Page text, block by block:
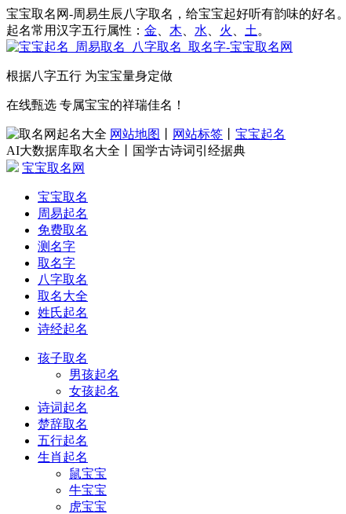
宝宝取名网-周易生辰八字取名，给宝宝起好听有韵味的好名。
起名常用汉字五行属性： 金 木 水 火 土 。
根据八字五行 为宝宝量身定做
在线甄选 专属宝宝的祥瑞佳名！
网站地图 网站标签
宝宝起名
AI大数据库取名大全丨国学古诗词引经据典
宝宝取名网
宝宝取名
周易起名
免费取名
测名字
取名字
八字取名
取名大全
姓氏起名
诗经起名
孩子取名
男孩起名
女孩起名
诗词起名
楚辞取名
五行起名
生肖起名
鼠宝宝
牛宝宝
虎宝宝